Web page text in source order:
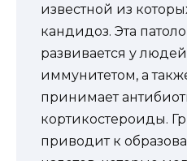
известной из
кандидоз. Эта
развивается у
иммунитетом, а
принимает
кортикостероиды.
приводит к